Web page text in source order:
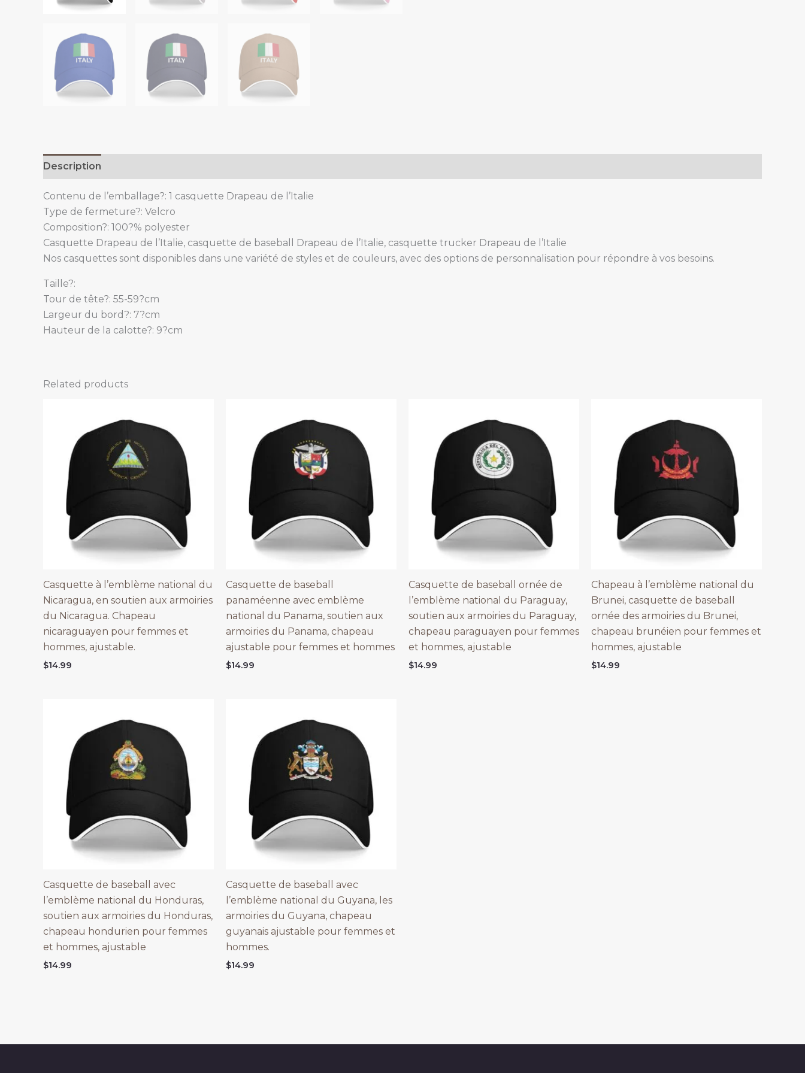
Description
Contenu de l’emballage?: 1 casquette Drapeau de l’Italie
Type de fermeture?: Velcro
Composition?: 100?% polyester
Casquette Drapeau de l’Italie, casquette de baseball Drapeau de l’Italie, casquette trucker Drapeau de l’Italie
Nos casquettes sont disponibles dans une variété de styles et de couleurs, avec des options de personnalisation pour répondre à vos besoins.
Taille?:
Tour de tête?: 55-59?cm
Largeur du bord?: 7?cm
Hauteur de la calotte?: 9?cm
Related products
Casquette à l’emblème national du
Nicaragua, en soutien aux armoiries
du Nicaragua. Chapeau
nicaraguayen pour femmes et
hommes, ajustable.
$14.99
Casquette de baseball
panaméenne avec emblème
national du Panama, soutien aux
armoiries du Panama, chapeau
ajustable pour femmes et hommes
$14.99
Casquette de baseball ornée de
l’emblème national du Paraguay,
soutien aux armoiries du Paraguay,
chapeau paraguayen pour femmes
et hommes, ajustable
$14.99
Chapeau à l’emblème national du
Brunei, casquette de baseball
ornée des armoiries du Brunei,
chapeau brunéien pour femmes et
hommes, ajustable
$14.99
Casquette de baseball avec
l’emblème national du Honduras,
soutien aux armoiries du Honduras,
chapeau hondurien pour femmes
et hommes, ajustable
$14.99
Casquette de baseball avec
l’emblème national du Guyana, les
armoiries du Guyana, chapeau
guyanais ajustable pour femmes et
hommes.
$14.99